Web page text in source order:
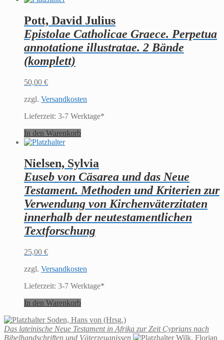
Pott, David Julius
Epistolae Catholicae Graece. Perpetua
annotatione illustratae. 2 Bände
(komplett)
50,00 €
zzgl. Versandkosten
Lieferzeit: 3-7 Werktage*
In den Warenkorb
Nielsen, Sylvia
Euseb von Cäsarea und das Neue
Testament. Methoden und Kriterien zur
Verwendung von Kirchenväterzitaten
innerhalb der neutestamentlichen
Textforschung
25,00 €
zzgl. Versandkosten
Lieferzeit: 3-7 Werktage*
In den Warenkorb
Soden, Hans von (Hrsg.)
Das lateinische Neue Testament in Afrika zur Zeit Cyprians nach
Bibelhandschriften und Väterzeugnissen
Wilk, Florian